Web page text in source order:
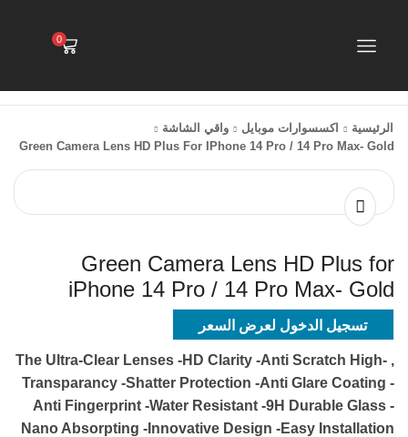
0
الرئيسية اكسسوارات موبايل
واقي الشاشة
Green Camera Lens HD Plus For IPhone 14 Pro / 14 Pro Max- Gold
Green Camera Lens HD Plus for
iPhone 14 Pro / 14 Pro Max- Gold
تسجيل الدخول لعرض السعر
, -The Ultra-Clear Lenses -HD Clarity -Anti Scratch High
Transparancy -Shatter Protection -Anti Glare Coating -
Anti Fingerprint -Water Resistant -9H Durable Glass -
Nano Absorpting -Innovative Design -Easy Installation